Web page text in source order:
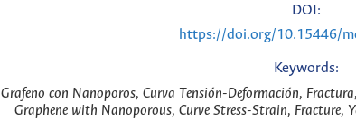
DOI:
https://doi.org/10.15446/
Keywords:
Grafeno con Nanoporos, Curva Tensión-Deformación,
Graphene with Nanoporous, Curve Stress-Strain, Fracture,